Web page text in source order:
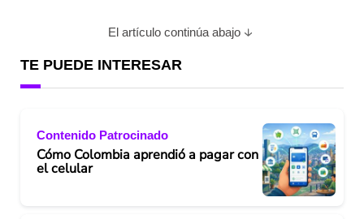
El artículo continúa abajo
TE PUEDE INTERESAR
Contenido Patrocinado
Cómo Colombia aprendió a pagar con
el celular